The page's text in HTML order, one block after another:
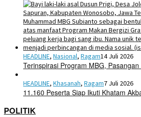
HEADLINE, Nasional, Ragam14 Juli 2026
Terinspirasi Program MBG,
HEADLINE, Khasanah, Ragam7 Juli 2026
11.160 Peserta Siap Ikuti Khatam
POLITIK